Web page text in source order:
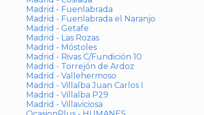
Madrid - Fuenlabrada
Madrid - Fuenlabrada el Naranjo
Madrid - Getafe
Madrid - Las Rozas
Madrid - Móstoles
Madrid - Rivas C/Fundición 10
Madrid - Torrejón de Ardoz
Madrid - Vallehermoso
Madrid - Villalba Juan Carlos I
Madrid - Villalba P29
Madrid - Villaviciosa